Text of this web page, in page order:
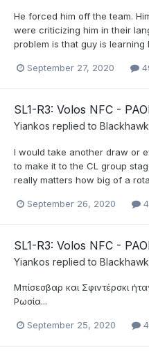
He forced him off the team.
were criticizing him in their
problem is that guy is learning
September 27, 2020
SL1-R3: Volos NFC -
Yiankos replied to Blackhawk
I would take another draw or
to make it to the CL group
really matters how big of a
September 26, 2020
SL1-R3: Volos NFC -
Yiankos replied to Blackhawk
Μπίσεσβαρ και Σφιντέρσκι
Ρωσία...
September 25, 2020